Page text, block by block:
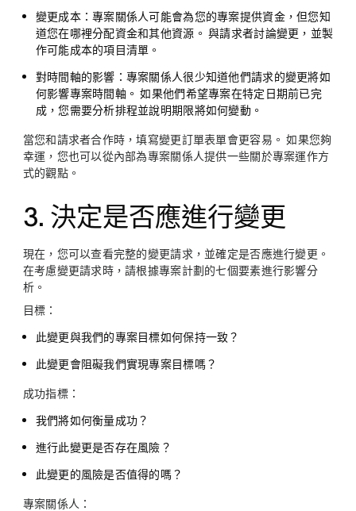
變更成本：專案關係人可能會為您的專案提供資金，但您知
道您在哪裡分配資金和其他資源。 與請求者討論變更，並製
作可能成本的項目清單。
對時間軸的影響： 專案關係人很少知道他們請求的變更將如
何影響專案時間軸。 如果他們希望專案在特定日期前已完
成，您需要分析排程並說明期限將如何變動。
當您和請求者合作時，填寫變更訂單表單會更容易。 如果您夠
幸運，您也可以從內部為專案關係人提供一些關於專案運作方
式的觀點。
3. 決定是否應進行變更
現在，您可以查看完整的變更請求，並確定是否應進行變更。
在考慮變更請求時，請根據專案計劃的七個要素進行影響分
析。
目標：
此變更與我們的專案目標如何保持一致？
此變更會阻礙我們實現專案目標嗎？
成功指標：
我們將如何衡量成功？
進行此變更是否存在風險？
此變更的風險是否值得的嗎？
專案關係人：